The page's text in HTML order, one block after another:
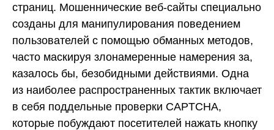
страниц. Мошеннические веб-сайты специально
созданы для манипулирования поведением
пользователей с помощью обманных методов,
часто маскируя злонамеренные намерения за,
казалось бы, безобидными действиями. Одна
из наиболее распространенных тактик включает
в себя поддельные проверки CAPTCHA,
которые побуждают посетителей нажать кнопку